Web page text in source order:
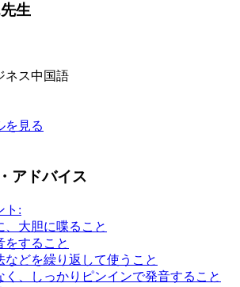
生
ス中国語
を見る
アドバイス
ト:
、大胆に喋ること
をすること
などを繰り返して使うこと
く、しっかりピンインで発音すること